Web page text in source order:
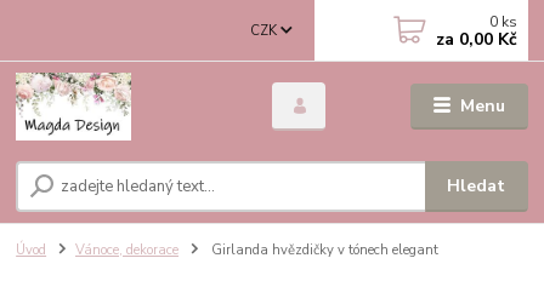
Menu
CZK
Hledat
0 ks
za 0,00 Kč
Úvod Vánoce, dekorace Girlanda hvězdičky v tónech elegant